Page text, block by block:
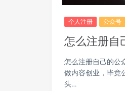
个人注册 公众号
怎么注册自
怎么注册自己的公
做内容创业，毕竟
头…